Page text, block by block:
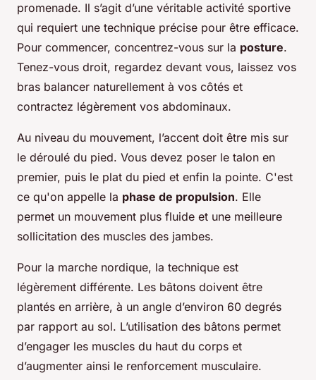
promenade. Il s’agit d’une véritable activité sportive
qui requiert une technique précise pour être efficace.
Pour commencer, concentrez-vous sur la posture.
Tenez-vous droit, regardez devant vous, laissez vos
bras balancer naturellement à vos côtés et
contractez légèrement vos abdominaux.
Au niveau du mouvement, l’accent doit être mis sur
le déroulé du pied. Vous devez poser le talon en
premier, puis le plat du pied et enfin la pointe. C'est
ce qu'on appelle la phase de propulsion. Elle
permet un mouvement plus fluide et une meilleure
sollicitation des muscles des jambes.
Pour la marche nordique, la technique est
légèrement différente. Les bâtons doivent être
plantés en arrière, à un angle d’environ 60 degrés
par rapport au sol. L’utilisation des bâtons permet
d’engager les muscles du haut du corps et
d’augmenter ainsi le renforcement musculaire.